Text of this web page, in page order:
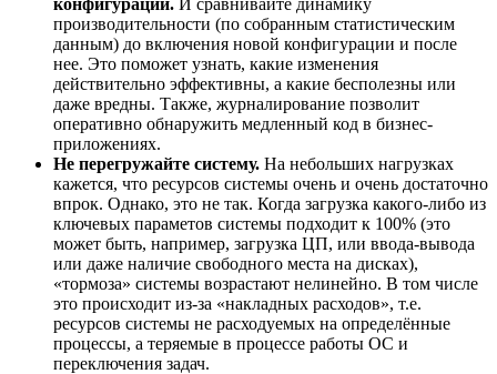
производительности (по собранным статистическим
данным) до включения новой конфигурации и после
нее. Это поможет узнать, какие изменения
действительно эффективны, а какие бесполезны или
даже вредны. Также, журналирование позволит
оперативно обнаружить медленный код в бизнес-
приложениях.
Не перегружайте систему. На небольших нагрузках
кажется, что ресурсов системы очень и очень достаточно
впрок. Однако, это не так. Когда загрузка какого-либо из
ключевых параметов системы подходит к 100% (это
может быть, например, загрузка ЦП, или ввода-вывода
или даже наличие свободного места на дисках),
«тормоза» системы возрастают нелинейно. В том числе
это происходит из-за «накладных расходов», т.е.
ресурсов системы не расходуемых на определённые
процессы, а теряемые в процессе работы ОС и
переключения задач.